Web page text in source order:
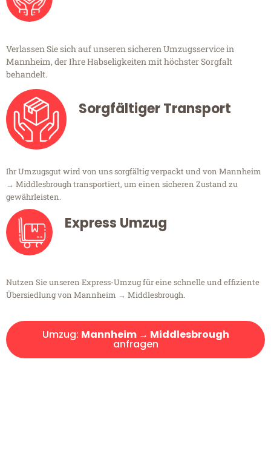
Verlassen Sie sich auf unseren sicheren Umzugsservice in
Mannheim, der Ihre Habseligkeiten mit höchster Sorgfalt
behandelt.
Sorgfältiger Transport
Ihr Umzugsgut wird von uns sorgfältig verpackt und von Mannheim
→ Middlesbrough transportiert, um einen sicheren Zustand zu
gewährleisten.
Express Umzug
Nutzen Sie unseren Express-Umzug für eine schnelle und effiziente
Übersiedlung von Mannheim → Middlesbrough.
Umzug: Mannheim → Middlesbrough
anfragen